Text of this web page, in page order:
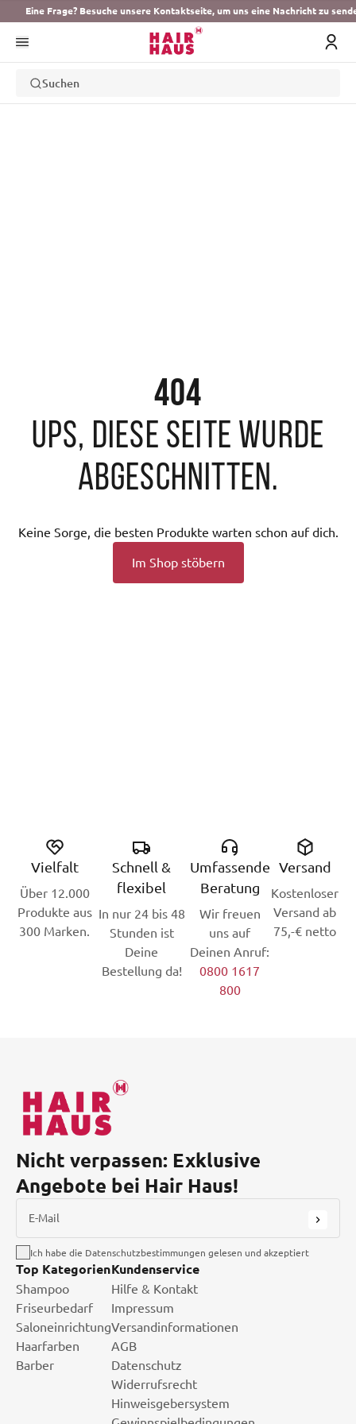
Eine Frage? Besuche unsere Kontaktseite, um uns eine Nachricht zu
Suchen
404
Ups, diese Seite wurde
abgeschnitten.
Keine Sorge, die besten Produkte warten schon auf dich.
Im Shop stöbern
Vielfalt
Über 12.000
Produkte aus
300 Marken.
Schnell &
flexibel
In nur 24 bis 48
Stunden ist
Deine
Bestellung da!
Umfassende
Beratung
Wir freuen
uns auf
Deinen Anruf:
0800 1617
800
Versand
Kostenloser
Versand ab
75,-€ netto
Nicht verpassen: Exklusive
Angebote bei Hair Haus!
E-Mail
Ich habe die Datenschutzbestimmungen gelesen und akzeptiert
Top Kategorien
Shampoo
Friseurbedarf
Saloneinrichtung
Haarfarben
Barber
Kundenservice
Hilfe & Kontakt
Impressum
Versandinformationen
AGB
Datenschutz
Widerrufsrecht
Hinweisgebersystem